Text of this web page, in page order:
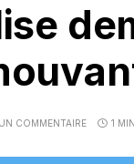
COMMENTAIRE 1